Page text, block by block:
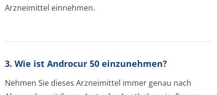
Arzneimittel einnehmen.
3. Wie ist Androcur 50 einzunehmen?
Nehmen Sie dieses Arzneimittel immer genau nach